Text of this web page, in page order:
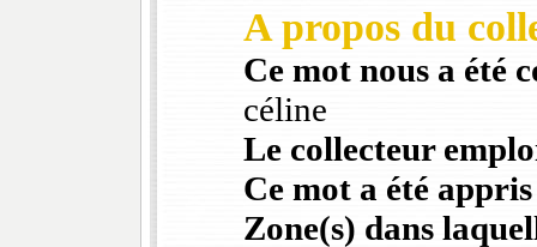
A propos du
Ce mot nous a été
céline
Le collecteur
Ce mot a été
Zone(s) dans